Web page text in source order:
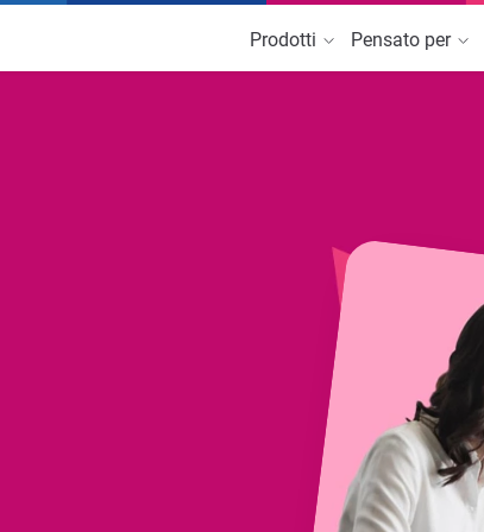
Prodotti Pensato per